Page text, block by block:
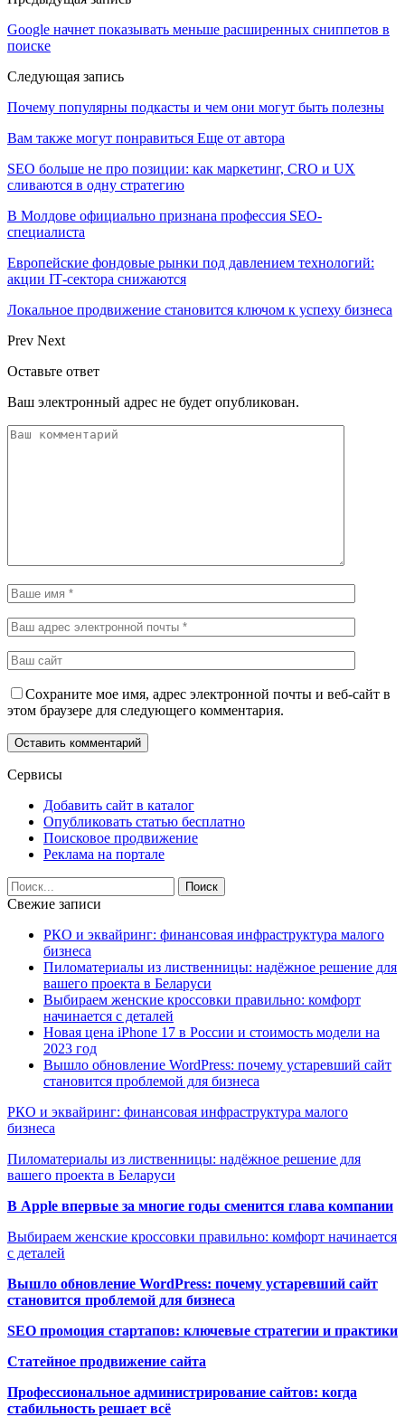
Google начнет показывать меньше расширенных сниппетов в
поиске
Следующая запись
Почему популярны подкасты и чем они могут быть полезны
Вам также могут понравиться Еще от автора
SEO больше не про позиции: как маркетинг, CRO и UX
сливаются в одну стратегию
В Молдове официально признана профессия SEO-
специалиста
Европейские фондовые рынки под давлением технологий:
акции IT‑сектора снижаются
Локальное продвижение становится ключом к успеху бизнеса
Prev Next
Оставьте ответ
Ваш электронный адрес не будет опубликован.
Сохраните мое имя, адрес электронной почты и веб-сайт в
этом браузере для следующего комментария.
Сервисы
Добавить сайт в каталог
Опубликовать статью бесплатно
Поисковое продвижение
Реклама на портале
Свежие записи
РКО и эквайринг: финансовая инфраструктура малого
бизнеса
Пиломатериалы из лиственницы: надёжное решение для
вашего проекта в Беларуси
Выбираем женские кроссовки правильно: комфорт
начинается с деталей
Новая цена iPhone 17 в России и стоимость модели на
2023 год
Вышло обновление WordPress: почему устаревший сайт
становится проблемой для бизнеса
РКО и эквайринг: финансовая инфраструктура малого
бизнеса
Пиломатериалы из лиственницы: надёжное решение для
вашего проекта в Беларуси
В Apple впервые за многие годы сменится глава компании
Выбираем женские кроссовки правильно: комфорт начинается
с деталей
Вышло обновление WordPress: почему устаревший сайт
становится проблемой для бизнеса
SEO промоция стартапов: ключевые стратегии и практики
Статейное продвижение сайта
Профессиональное администрирование сайтов: когда
стабильность решает всё